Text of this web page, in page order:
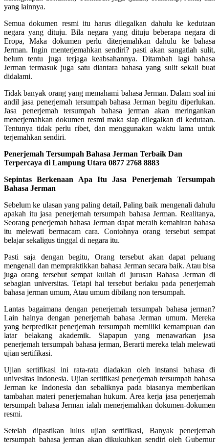
yang lainnya.
Semua dokumen resmi itu harus dilegalkan dahulu ke kedutaan
negara yang dituju. Bila negara yang dituju beberapa negara di
Eropa, Maka dokumen perlu diterjemahkan dahulu ke bahasa
Jerman. Ingin menterjemahkan sendiri? pasti akan sangatlah sulit,
belum tentu juga terjaga keabsahannya. Ditambah lagi bahasa
Jerman termasuk juga satu diantara bahasa yang sulit sekali buat
didalami.
Tidak banyak orang yang memahami bahasa Jerman. Dalam soal ini
andil jasa penerjemah tersumpah bahasa Jerman begitu diperlukan.
Jasa penerjemah tersumpah bahasa jerman akan meringankan
menerjemahkan dokumen resmi maka siap dilegalkan di kedutaan.
Tentunya tidak perlu ribet, dan menggunakan waktu lama untuk
terjemahkan sendiri.
Penerjemah Tersumpah Bahasa Jerman Terbaik Dan
Terpercaya di Lampung Utara 0877 2768 8883
Sepintas Berkenaan Apa Itu Jasa Penerjemah Tersumpah
Bahasa Jerman
Sebelum ke ulasan yang paling detail, Paling baik mengenali dahulu
apakah itu jasa penerjemah tersumpah bahasa Jerman. Realitanya,
Seorang penerjemah bahasa Jerman dapat meraih kemahiran bahasa
itu melewati bermacam cara. Contohnya orang tersebut sempat
belajar sekaligus tinggal di negara itu.
Pasti saja dengan begitu, Orang tersebut akan dapat peluang
mengenali dan mempraktikkan bahasa Jerman secara baik. Atau bisa
juga orang tersebut sempat kuliah di jurusan Bahasa Jerman di
sebagian universitas. Tetapi hal tersebut berlaku pada penerjemah
bahasa jerman umum, Atau umum dibilang non tersumpah.
Lantas bagaimana dengan penerjemah tersumpah bahasa jerman?
Lain halnya dengan penerjemah bahasa Jerman umum. Mereka
yang berpredikat penerjemah tersumpah memiliki kemampuan dan
latar belakang akademik. Siapapun yang menawarkan jasa
penerjemah tersumpah bahasa jerman, Berarti mereka telah melewati
ujian sertifikasi.
Ujian sertifikasi ini rata-rata diadakan oleh instansi bahasa di
univesitas Indonesia. Ujian sertifikasi penerjemah tersumpah bahasa
Jerman ke Indonesia dan sebaliknya pada biasanya memberikan
tambahan materi penerjemahan hukum. Area kerja jasa penerjemah
tersumpah bahasa Jerman ialah menerjemahkan dokumen-dokumen
resmi.
Setelah dipastikan lulus ujian sertifikasi, Banyak penerjemah
tersumpah bahasa jerman akan dikukuhkan sendiri oleh Gubernur